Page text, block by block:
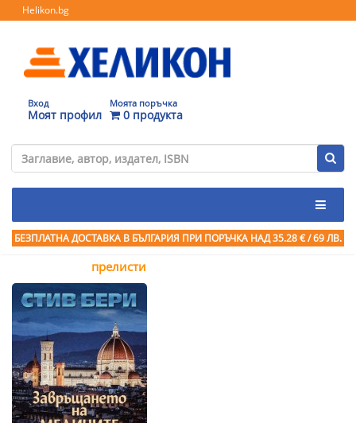
Helikon.bg
Вход
Моят профил
Моята поръчка
0 продукта
БЕЗПЛАТНА ДОСТАВКА В БЪЛГАРИЯ ПРИ ПОРЪЧКА НАД 35.28 € / 69 ЛВ.
прелисти